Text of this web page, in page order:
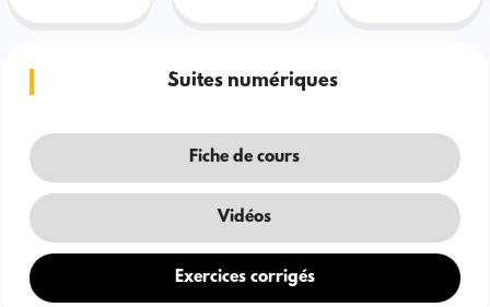
Suites numériques
Fiche de cours
Vidéos
Exercices corrigés